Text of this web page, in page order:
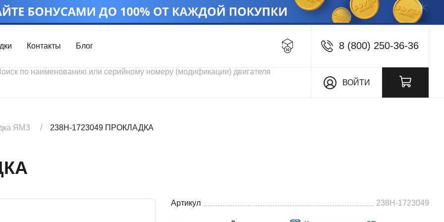
Контакты Блог 8 (800) 250-36-36
ВОЙТИ
Скидки
ЯМЗ 238Н-1723049 ПРОКЛАДКА
Артикул 238Н-1723049